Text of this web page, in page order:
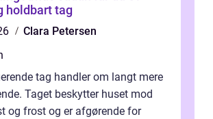
holdbart tag
Clara Petersen
tag handler om langt mere
Taget beskytter huset mod
og frost og er afgørende for